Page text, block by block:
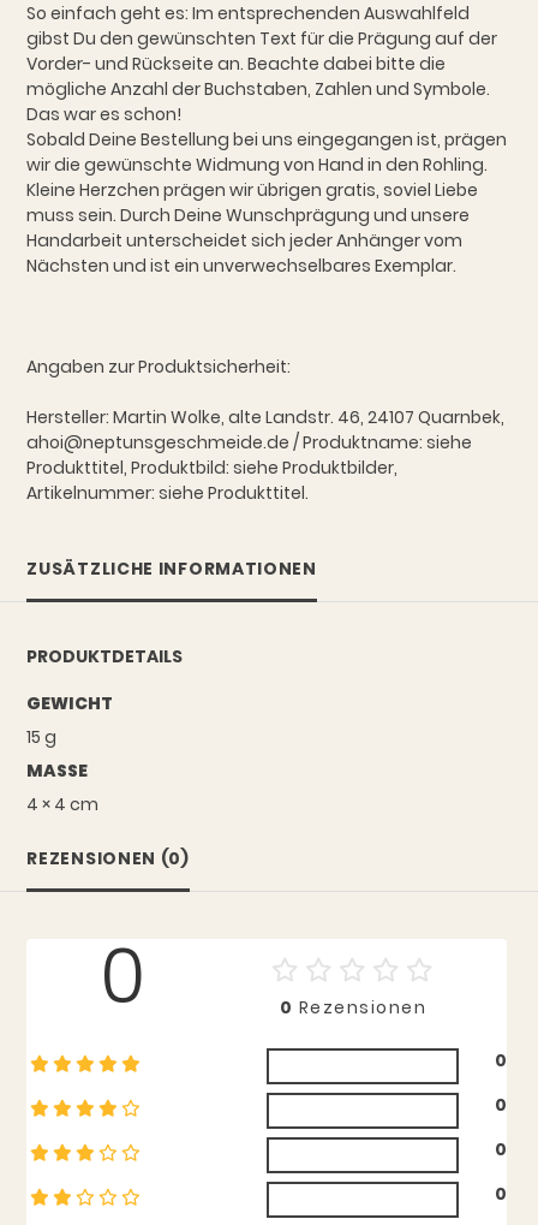
So einfach geht es: Im entsprechenden Auswahlfeld
gibst Du den gewünschten Text für die Prägung auf der
Vorder- und Rückseite an. Beachte dabei bitte die
mögliche Anzahl der Buchstaben, Zahlen und Symbole.
Das war es schon!
Sobald Deine Bestellung bei uns eingegangen ist, prägen
wir die gewünschte Widmung von Hand in den Rohling.
Kleine Herzchen prägen wir übrigen gratis, soviel Liebe
muss sein. Durch Deine Wunschprägung und unsere
Handarbeit unterscheidet sich jeder Anhänger vom
Nächsten und ist ein unverwechselbares Exemplar.
Angaben zur Produktsicherheit:
Hersteller: Martin Wolke, alte Landstr. 46, 24107 Quarnbek,
ahoi@neptunsgeschmeide.de / Produktname: siehe
Produkttitel, Produktbild: siehe Produktbilder,
Artikelnummer: siehe Produkttitel.
ZUSÄTZLICHE INFORMATIONEN
PRODUKTDETAILS
GEWICHT
15 g
MASSE
4 × 4 cm
REZENSIONEN (0)
0 0 Rezensionen
0
0
0
0